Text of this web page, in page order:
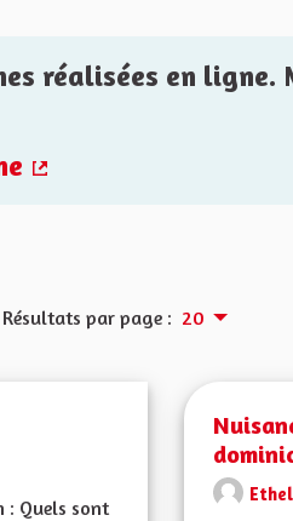
réalisées en ligne.
Résultats par page : 20
: Quels sont